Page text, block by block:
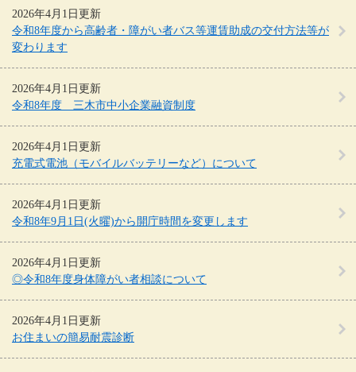
2026年4月1日更新
令和8年度から高齢者・障がい者バス等運賃助成の交付方法等が
変わります
2026年4月1日更新
令和8年度 三木市中小企業融資制度
2026年4月1日更新
充電式電池（モバイルバッテリーなど）について
2026年4月1日更新
令和8年9月1日(火曜)から開庁時間を変更します
2026年4月1日更新
◎令和8年度身体障がい者相談について
2026年4月1日更新
お住まいの簡易耐震診断